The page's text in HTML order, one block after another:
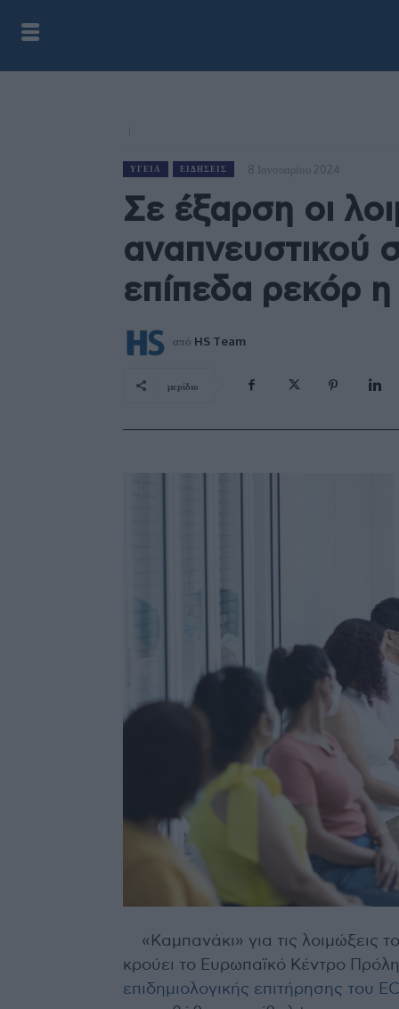
ΥΓΕΊΑ ΕΙΔΉΣΕΙΣ 8 Ιανουαρίου 2024
Σε έξαρση οι
αναπνευστικού
επίπεδα ρεκόρ η
από HS Team
μερίδιο
«Καμπανάκι» για τις λοιμώξεις
κρούει το Ευρωπαϊκό Κέντρο
επιδημιολογικής επιτήρησης του